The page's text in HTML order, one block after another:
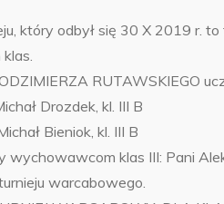
który odbył się 30 X 2019 r.
RUTAWSKIEGO
Drozdek, kl. III B
Bieniok, kl. III B
wychowawcom klas III: Pani
warcabowego.